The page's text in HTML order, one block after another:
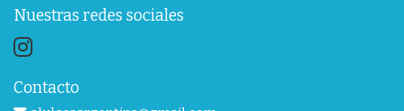
Nuestras redes sociales
Contacto